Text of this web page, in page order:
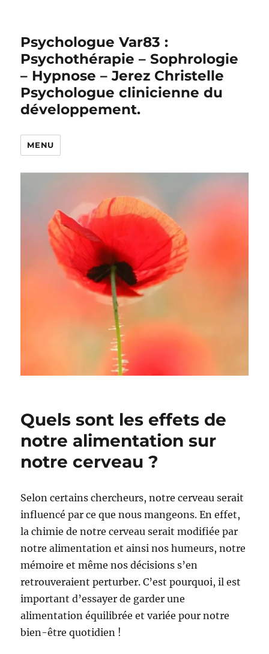
Psychologue Var83 :
Psychothérapie – Sophrologie
– Hypnose – Jerez Christelle
Psychologue clinicienne du
développement.
MENU
Quels sont les effets de
notre alimentation sur
notre cerveau ?
Selon certains chercheurs, notre cerveau serait
influencé par ce que nous mangeons. En effet,
la chimie de notre cerveau serait modifiée par
notre alimentation et ainsi nos humeurs, notre
mémoire et même nos décisions s’en
retrouveraient perturber. C’est pourquoi, il est
important d’essayer de garder une
alimentation équilibrée et variée pour notre
bien-être quotidien !